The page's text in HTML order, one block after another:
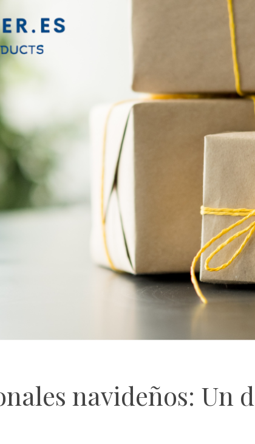
navideños: Un